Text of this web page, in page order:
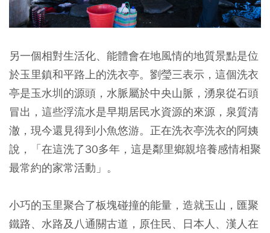
另一個相對生活化、能體會在地風情的地質景點是位
於玉里鎮和平路上的洗衣亭。劉瑩三表示，這個洗衣
亭是玉水圳的源頭，水脈屬於中央山脈，湧泉從石頭
冒出，這些浮流水是早期居民水資源的來源，泉質清
澈，現今還見得到小魚悠游。正在洗衣亭洗衣的阿姨
說，「在這洗了30多年，這是鄰里鄉親培養感情相聚
最常約的家常活動」。
小巧的玉里聚合了板塊碰撞的能量，造就玉山，匯聚
鐵路、水路及八通關古道，原住民、日本人、漢人在